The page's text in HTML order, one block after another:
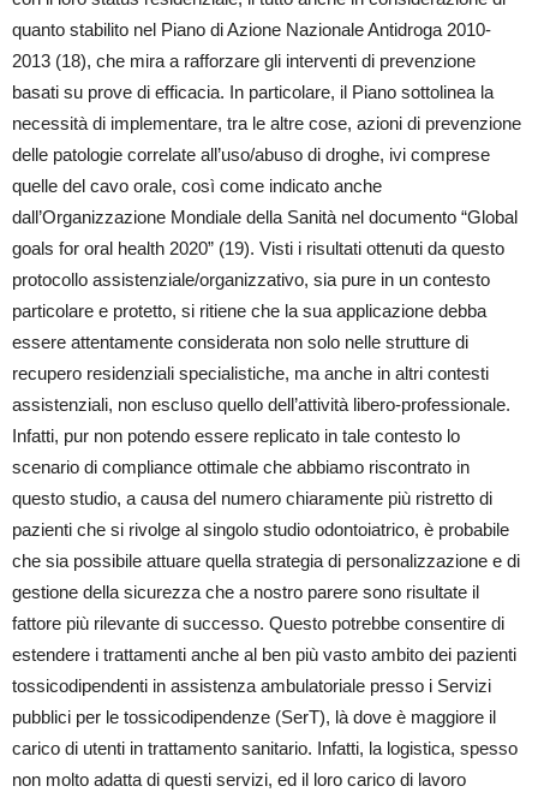
quanto stabilito nel Piano di Azione Nazionale Antidroga 2010-
2013 (18), che mira a rafforzare gli interventi di prevenzione
basati su prove di efficacia. In particolare, il Piano sottolinea la
necessità di implementare, tra le altre cose, azioni di prevenzione
delle patologie correlate all’uso/abuso di droghe, ivi comprese
quelle del cavo orale, così come indicato anche
dall’Organizzazione Mondiale della Sanità nel documento “Global
goals for oral health 2020” (19). Visti i risultati ottenuti da questo
protocollo assistenziale/organizzativo, sia pure in un contesto
particolare e protetto, si ritiene che la sua applicazione debba
essere attentamente considerata non solo nelle strutture di
recupero residenziali specialistiche, ma anche in altri contesti
assistenziali, non escluso quello dell’attività libero-professionale.
Infatti, pur non potendo essere replicato in tale contesto lo
scenario di compliance ottimale che abbiamo riscontrato in
questo studio, a causa del numero chiaramente più ristretto di
pazienti che si rivolge al singolo studio odontoiatrico, è probabile
che sia possibile attuare quella strategia di personalizzazione e di
gestione della sicurezza che a nostro parere sono risultate il
fattore più rilevante di successo. Questo potrebbe consentire di
estendere i trattamenti anche al ben più vasto ambito dei pazienti
tossicodipendenti in assistenza ambulatoriale presso i Servizi
pubblici per le tossicodipendenze (SerT), là dove è maggiore il
carico di utenti in trattamento sanitario. Infatti, la logistica, spesso
non molto adatta di questi servizi, ed il loro carico di lavoro